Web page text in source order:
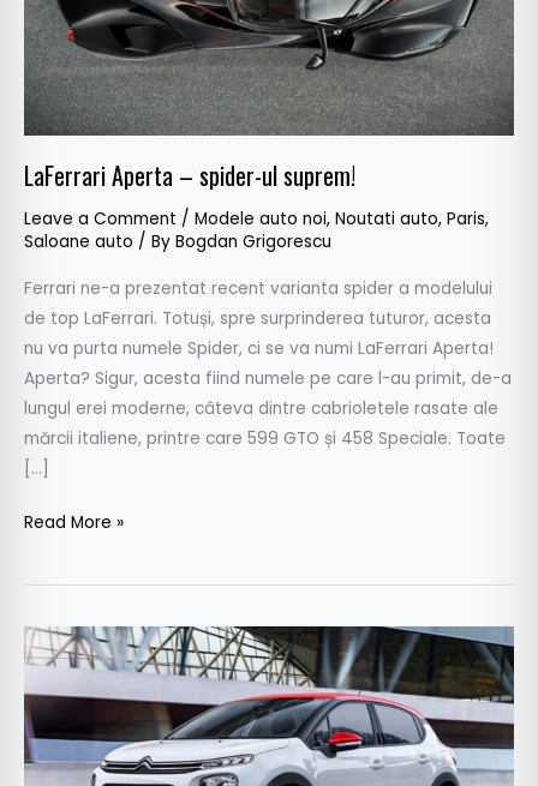
LaFerrari Aperta – spider-ul suprem!
Leave a Comment / Modele auto noi, Noutati auto, Paris,
Saloane auto / By Bogdan Grigorescu
Ferrari ne-a prezentat recent varianta spider a modelului
de top LaFerrari. Totuși, spre surprinderea tuturor, acesta
nu va purta numele Spider, ci se va numi LaFerrari Aperta!
Aperta? Sigur, acesta fiind numele pe care l-au primit, de-a
lungul erei moderne, câteva dintre cabrioletele rasate ale
mărcii italiene, printre care 599 GTO și 458 Speciale. Toate
[…]
Read More »
Citroen
C3
își
divulgă
design-